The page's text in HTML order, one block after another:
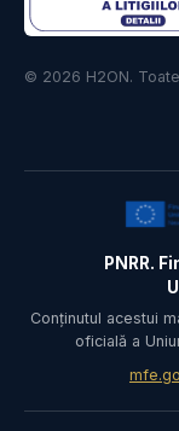
© 2026 H2ON.
PNRR.
Conținutul acestui
oficială a